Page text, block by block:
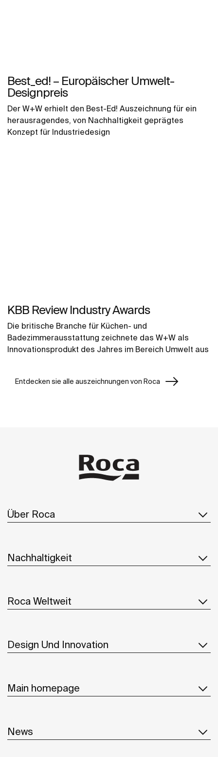
Best_ed! – Europäischer Umwelt-
Designpreis
Der W+W erhielt den Best-Ed! Auszeichnung für ein
herausragendes, von Nachhaltigkeit geprägtes
Konzept für Industriedesign
KBB Review Industry Awards
Die britische Branche für Küchen- und
Badezimmerausstattung zeichnete das W+W als
Innovationsprodukt des Jahres im Bereich Umwelt aus
Entdecken sie alle auszeichnungen von Roca
Über Roca
Nachhaltigkeit
Roca Weltweit
Design Und Innovation
Main homepage
News